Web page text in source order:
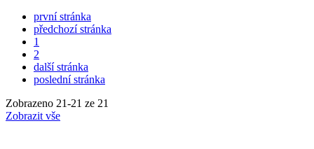
první stránka
předchozí stránka
1
2
další stránka
poslední stránka
Zobrazeno 21-21 ze 21
Zobrazit vše